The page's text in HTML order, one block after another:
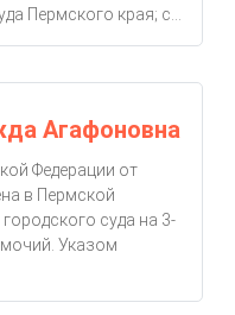
Пермского края; с...
Агафоновна
Федерации от
в Пермской
суда на 3-
Указом